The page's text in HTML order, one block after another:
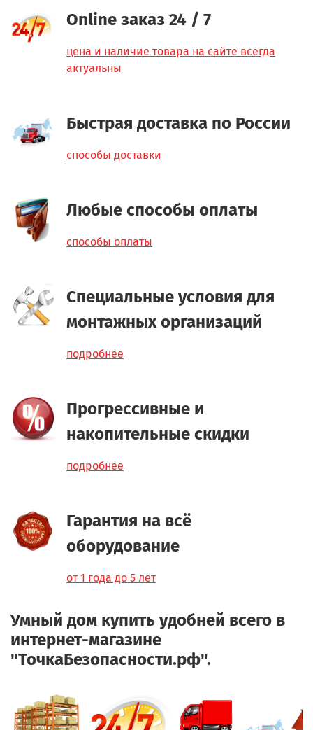
Online заказ 24 / 7
цена и наличие товара на сайте всегда
актуальны
Быстрая доставка по России
способы доставки
Любые способы оплаты
способы оплаты
Специальные условия для
монтажных организаций
подробнее
Прогрессивные и
накопительные скидки
подробнее
Гарантия на всё
оборудование
от 1 года до 5 лет
Умный дом купить удобней всего в
интернет-магазине
"ТочкаБезопасности.рф".